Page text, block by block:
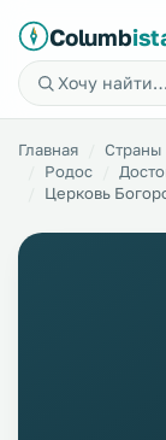
Columb
Главная Страны
Родос
Церковь